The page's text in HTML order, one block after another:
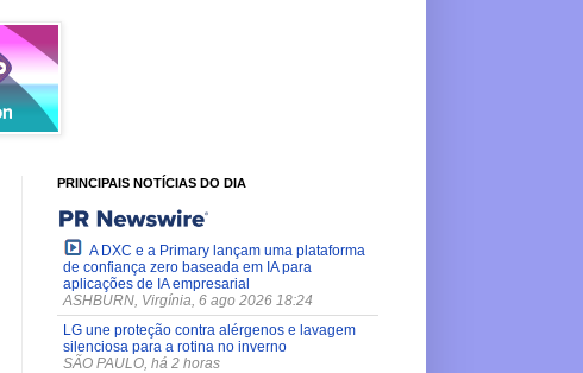
PRINCIPAIS NOTÍCIAS DO DIA
A DXC e a Primary lançam uma plataforma
de confiança zero baseada em IA para
aplicações de IA empresarial
ASHBURN, Virgínia, 6 ago 2026 18:24
LG une proteção contra alérgenos e lavagem
silenciosa para a rotina no inverno
SÃO PAULO, há 2 horas